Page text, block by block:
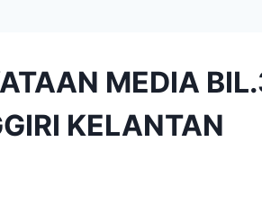
MEDIA
KELANTAN